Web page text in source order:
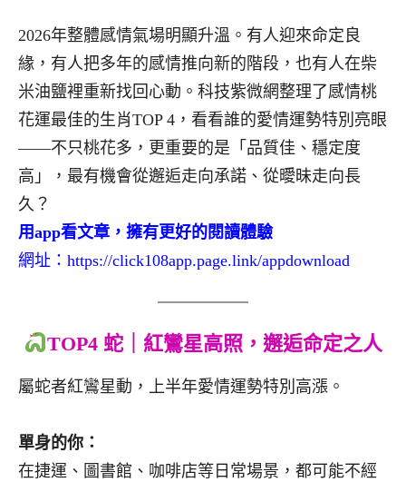
2026年整體感情氣場明顯升溫。有人迎來命定良
緣，有人把多年的感情推向新的階段，也有人在柴
米油鹽裡重新找回心動。科技紫微網整理了感情桃
花運最佳的生肖TOP 4，看看誰的愛情運勢特別亮眼
——不只桃花多，更重要的是「品質佳、穩定度
高」，最有機會從邂逅走向承諾、從曖昧走向長
久？
用app看文章，擁有更好的閱讀體驗
網址： https://click108app.page.link/appdownload
TOP4 蛇｜紅鸞星高照，邂逅命定之人
屬蛇者紅鸞星動，上半年愛情運勢特別高漲。
單身的你：
在捷運、圖書館、咖啡店等日常場景，都可能不經